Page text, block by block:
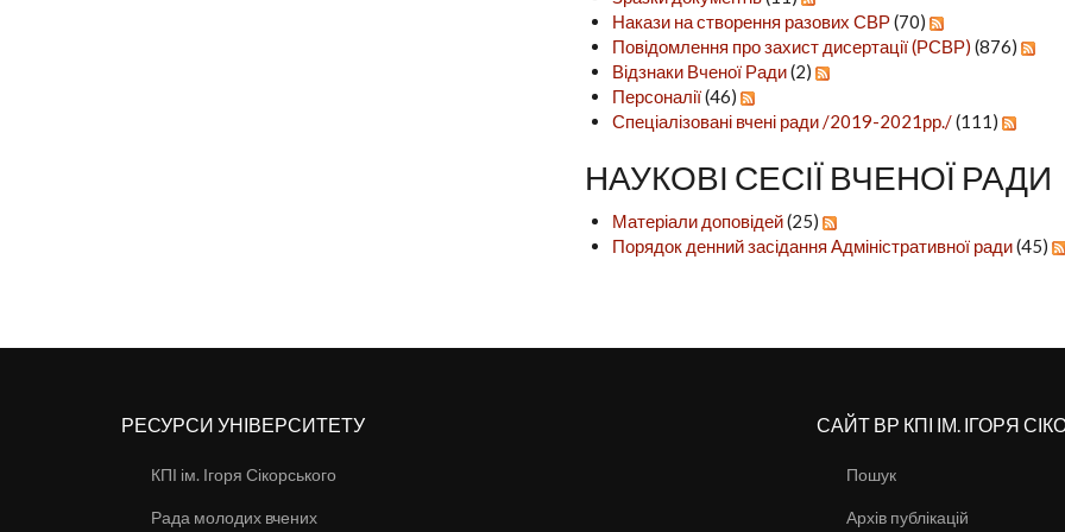
Накази на створення разових СВР(70)
Повідомлення про захист дисертації (РСВР) (876)
Відзнаки Вченої Ради(2)
Персоналії(46)
Спеціалізовані вчені ради /2019-2021рр./(111)
НАУКОВІ СЕСІЇ ВЧЕНОЇ РАДИ
Матеріали доповідей(25)
Порядок денний засідання Адміністративної ради(45)
РЕСУРСИ УНІВЕРСИТЕТУ
КПІ ім. Ігоря Сікорського
Рада молодих вчених
САЙТ ВР КПІ ІМ. ІГОРЯ
Пошук
Архів публікацій